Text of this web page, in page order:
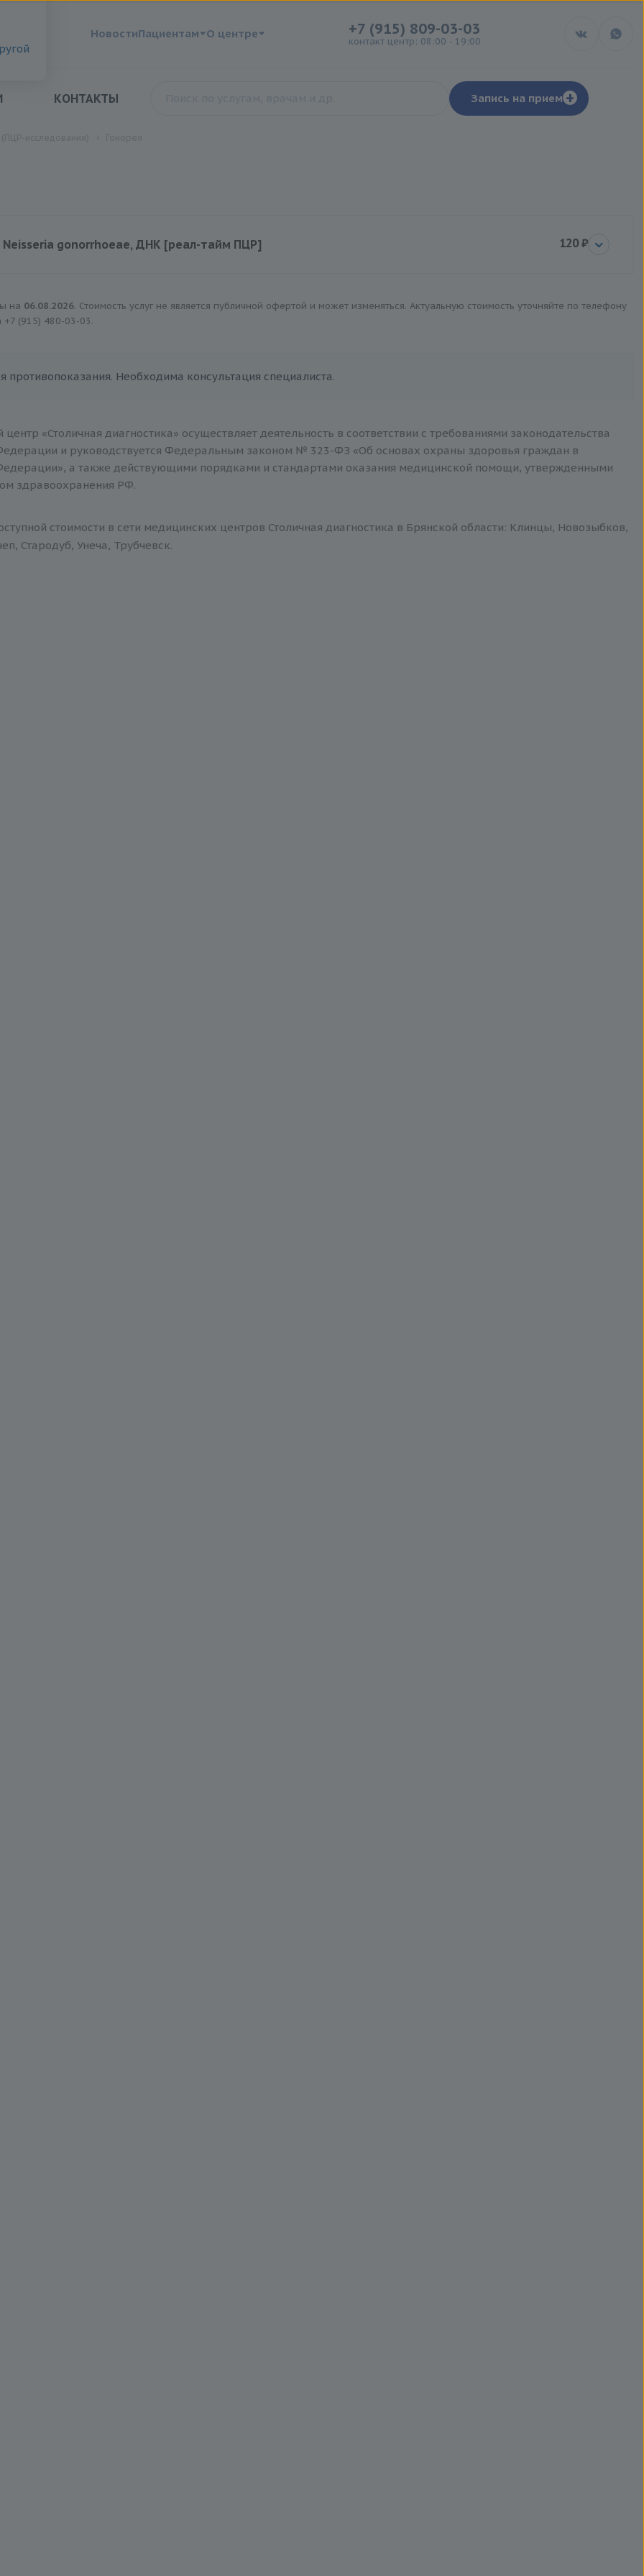
НовостиПациентам О центре +7 (915) 809-03-03
контакт центр: 08:00 - 19:00
КОНТАКТЫ Запись на прием +
Neisseria gonorrhoeae, ДНК [реал-тайм ПЦР] 120 ₽
на 06.08.2026. Стоимость услуг не является публичной офертой и может изменяться. Актуальную стоимость уточняйте по телефону
+7 (915) 480-03-03.
противопоказания. Необходима консультация специалиста.
«Столичная диагностика» осуществляет деятельность в соответствии с требованиями законодательства
и руководствуется Федеральным законом № 323-ФЗ «Об основах охраны здоровья граждан в
а также действующими порядками и стандартами оказания медицинской помощи, утвержденными
здравоохранения РФ.
стоимости в сети медицинских центров Столичная диагностика в Брянской области: Клинцы, Новозыбков,
Стародуб, Унеча, Трубчевск.